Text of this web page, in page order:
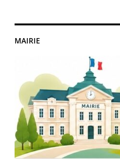
MAIRIE